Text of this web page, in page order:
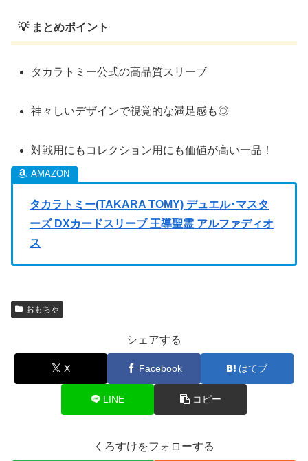
💡 まとめポイント
タカラトミー公式の高品質スリーブ
神々しいデザインで視覚的な満足感も◎
対戦用にもコレクション用にも価値が高い一品！
タカラトミー(TAKARA TOMY) デュエル･マスタ
ーズ DXカードスリーブ 王導聖霊 アルファディオ
ス
おもちゃ
シェアする
X Facebook はてブ
LINE コピー
くろすけをフォローする